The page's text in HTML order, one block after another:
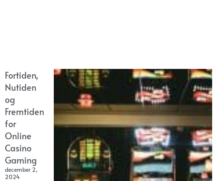
Fortiden,
Nutiden
og
Fremtiden
for
Online
Casino
Gaming
december 2,
2024